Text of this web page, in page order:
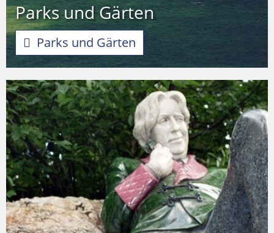
Parks und Gärten
Parks und Gärten